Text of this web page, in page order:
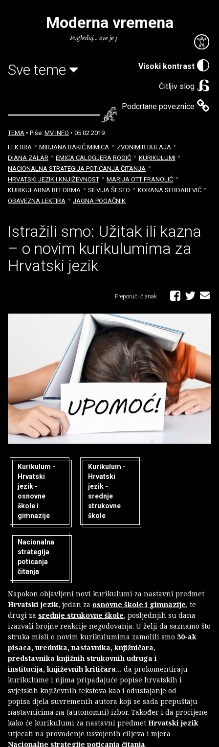
Visoki kontrast
Čitljiv slog
Podcrtane poveznice
Moderna vremena
Pogledaj... sve je puno knjiga.
Sve teme
TEMA • Piše: MV INFO • 05.02.2019.
LEKTIRA
MIRJANA RAKIĆ MIMICA
ZVONIMIR BULAJA
DIANA ZALAR
EMICA CALOGJERA ROGIĆ
KURIKULUMI
NACIONALNA STRATEGIJA POTICANJA ČITANJA
HRVATSKI JEZIK I KNJIŽEVNOST
MARIJA OTT FRANOLIĆ
KURIKULARNA REFORMA
SILVIJA ŠESTO
KORANA SERDAREVIĆ
OBAVEZNA LEKTIRA
JAGNA POGAČNIK
Istražili smo: Užitak ili kazna
– o novim kurikulumima za
Hrvatski jezik
Preporuči članak
Kurikulum -
Hrvatski
jezik -
osnovne
škole i
gimnazije
Kurikulum -
Hrvatski
jezik -
srednje
strukovne
škole
Nacionalna
strategija
poticanja
čitanja
Napokon objavljeni novi kurikulumi za nastavni predmet
Hrvatski jezik, jedan za osnovne škole i gimnazije, te
drugi za srednje strukovne škole, posljednjih su dana
izazvali brojne reakcije negodovanja. U želji da saznamo što
struka misli o novim kurikulumima zamolili smo 30-ak
pisaca, urednika, nastavnika, knjižničara,
predstavnika knjižnih strukovnih udruga i
institucija, književnih kritičara... da prokomentiraju
kurikulume i njima pripadajuće popise hrvatskih i
svjetskih književnih tekstova kao i odustajanje od
popisa djela suvremenih autora koji se sada prepuštaju
nastavnicima na (autonomni) izbor. Također i da procijene
kako će kurikulumi za nastavni predmet Hrvatski jezik
utjecati na provođenje usvojenih ciljeva i mjera
Nacionalne strategije poticanja čitanja.